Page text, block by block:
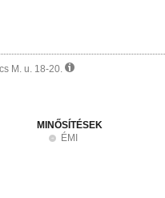
M. u. 18-20.
MINŐSÍTÉSEK
ÉMI